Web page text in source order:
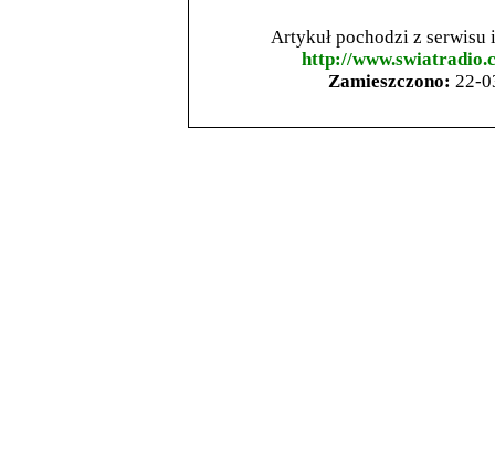
Artykuł pochodzi z
http://
Zamieszczono: 22-